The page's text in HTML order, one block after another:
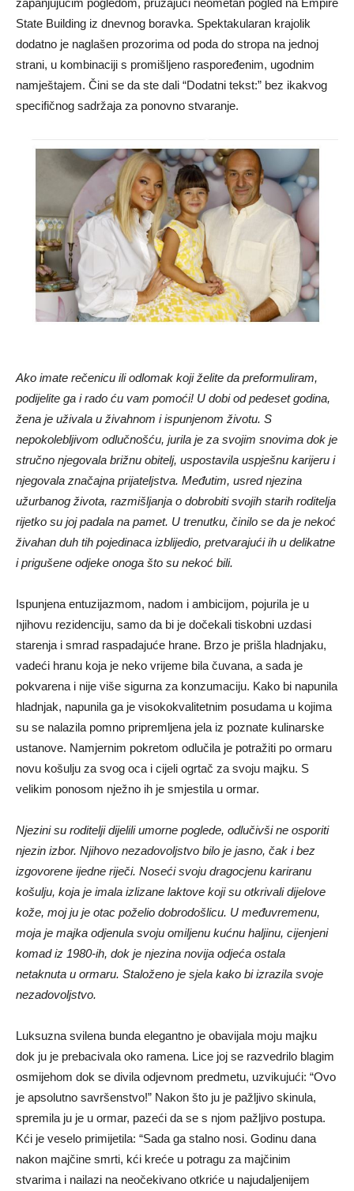
zapanjujućim pogledom, pružajući neometan pogled na Empire
State Building iz dnevnog boravka. Spektakularan krajolik
dodatno je naglašen prozorima od poda do stropa na jednoj
strani, u kombinaciji s promišljeno raspoređenim, ugodnim
namještajem. Čini se da ste dali “Dodatni tekst:” bez ikakvog
specifičnog sadržaja za ponovno stvaranje.
Ako imate rečenicu ili odlomak koji želite da preformuliram,
podijelite ga i rado ću vam pomoći! U dobi od pedeset godina,
žena je uživala u živahnom i ispunjenom životu. S
nepokolebljivom odlučnošću, jurila je za svojim snovima dok je
stručno njegovala brižnu obitelj, uspostavila uspješnu karijeru i
njegovala značajna prijateljstva. Međutim, usred njezina
užurbanog života, razmišljanja o dobrobiti svojih starih roditelja
rijetko su joj padala na pamet. U trenutku, činilo se da je nekoć
živahan duh tih pojedinaca izblijedio, pretvarajući ih u delikatne
i prigušene odjeke onoga što su nekoć bili.
Ispunjena entuzijazmom, nadom i ambicijom, pojurila je u
njihovu rezidenciju, samo da bi je dočekali tiskobni uzdasi
starenja i smrad raspadajuće hrane. Brzo je prišla hladnjaku,
vadeći hranu koja je neko vrijeme bila čuvana, a sada je
pokvarena i nije više sigurna za konzumaciju. Kako bi napunila
hladnjak, napunila ga je visokokvalitetnim posudama u kojima
su se nalazila pomno pripremljena jela iz poznate kulinarske
ustanove. Namjernim pokretom odlučila je potražiti po ormaru
novu košulju za svog oca i cijeli ogrtač za svoju majku. S
velikim ponosom nježno ih je smjestila u ormar.
Njezini su roditelji dijelili umorne poglede, odlučivši ne osporiti
njezin izbor. Njihovo nezadovoljstvo bilo je jasno, čak i bez
izgovorene ijedne riječi. Noseći svoju dragocjenu kariranu
košulju, koja je imala izlizane laktove koji su otkrivali dijelove
kože, moj ju je otac poželio dobrodošlicu. U međuvremenu,
moja je majka odjenula svoju omiljenu kućnu haljinu, cijenjeni
komad iz 1980-ih, dok je njezina novija odjeća ostala
netaknuta u ormaru. Staloženo je sjela kako bi izrazila svoje
nezadovoljstvo.
Luksuzna svilena bunda elegantno je obavijala moju majku
dok ju je prebacivala oko ramena. Lice joj se razvedrilo blagim
osmijehom dok se divila odjevnom predmetu, uzvikujući: “Ovo
je apsolutno savršenstvo!” Nakon što ju je pažljivo skinula,
spremila ju je u ormar, pazeći da se s njom pažljivo postupa.
Kći je veselo primijetila: “Sada ga stalno nosi. Godinu dana
nakon majčine smrti, kći kreće u potragu za majčinim
stvarima i nailazi na neočekivano otkriće u najudaljenijem